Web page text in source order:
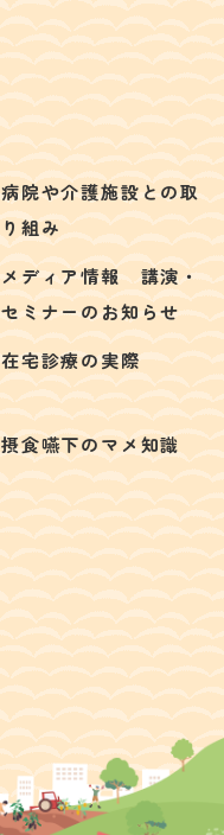
病院や介護施設との取
り組み
メディア情報 講演・
セミナーのお知らせ
在宅診療の実際
摂食嚥下のマメ知識